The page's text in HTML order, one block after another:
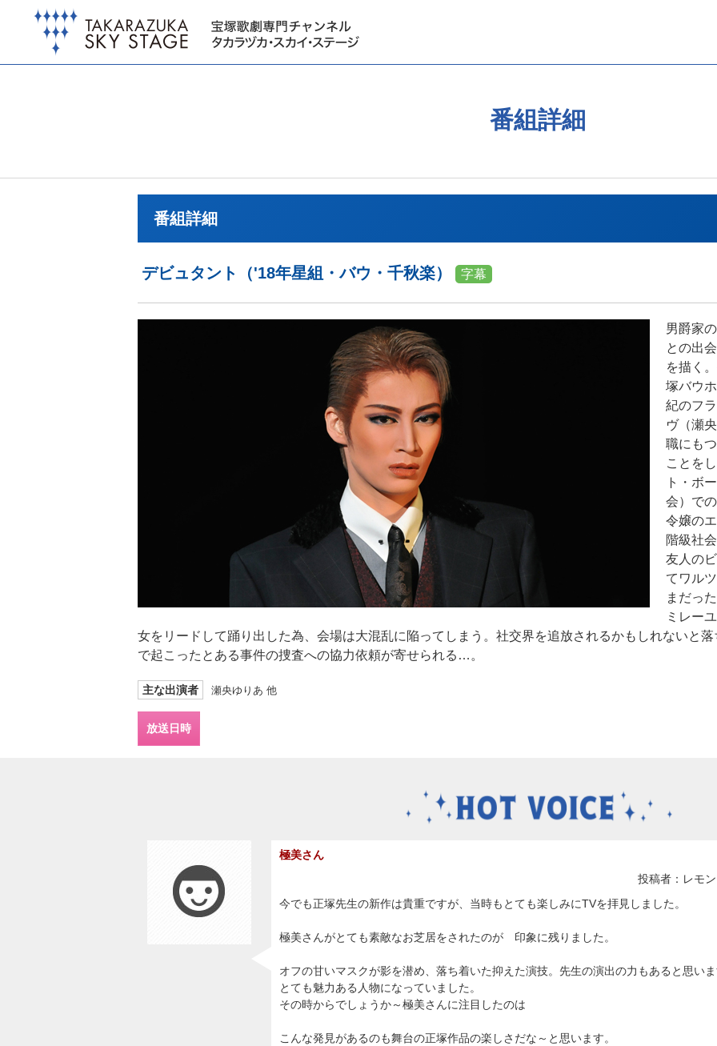
番組詳細
番組詳細
デビュタント（'18年星組・バウ・千秋楽） 字幕
男爵家
との出
を描く
塚バウ
紀のフ
ヴ（瀬
職にも
ことを
ト・ボ
会）で
令嬢の
階級社
友人の
てワル
まだっ
ミレー
女をリードして踊り出した為、会場は大混乱に陥ってしまう。社交界を追放されるかもしれないと
で起こったとある事件の捜査への協力依頼が寄せられる…。
主な出演者 瀬央ゆりあ 他
放送日時
極美さん
投稿者：レモ
今でも正塚先生の新作は貴重ですが、当時もとても楽しみにTVを拝見しました。
極美さんがとても素敵なお芝居をされたのが 印象に残りました。
オフの甘いマスクが影を潜め、落ち着いた抑えた演技。先生の演出の力もあると思いま
とても魅力ある人物になっていました。
その時からでしょうか～極美さんに注目したのは
こんな発見があるのも舞台の正塚作品の楽しさだな～と思います。